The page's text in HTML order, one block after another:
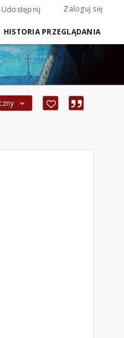
Udostępnij Zaloguj się
HISTORIA PRZEGLĄDANIA